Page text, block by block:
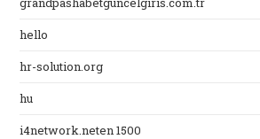
hello
hr-solution.org
hu
i4network.neten 1500